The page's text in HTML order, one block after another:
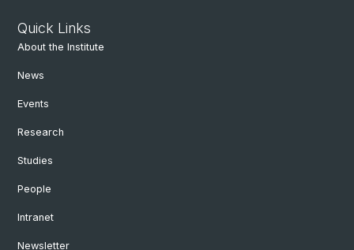
Quick Links
About the Institute
News
Events
Research
Studies
People
Intranet
Newsletter